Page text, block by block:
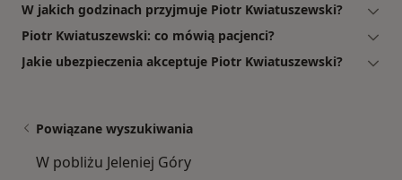
W jakich godzinach przyjmuje Piotr Kwiatuszewski?
Piotr Kwiatuszewski: co mówią pacjenci?
Jakie ubezpieczenia akceptuje Piotr Kwiatuszewski?
Powiązane wyszukiwania
W pobliżu Jeleniej Góry